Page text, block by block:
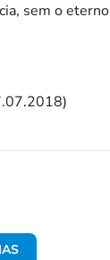
sem o